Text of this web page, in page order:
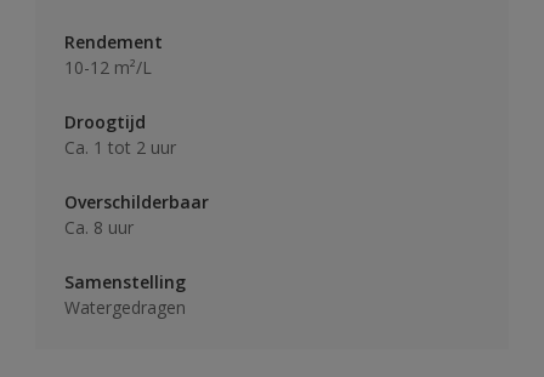
Rendement
10-12 m²/L
Droogtijd
Ca. 1 tot 2 uur
Overschilderbaar
Ca. 8 uur
Samenstelling
Watergedragen